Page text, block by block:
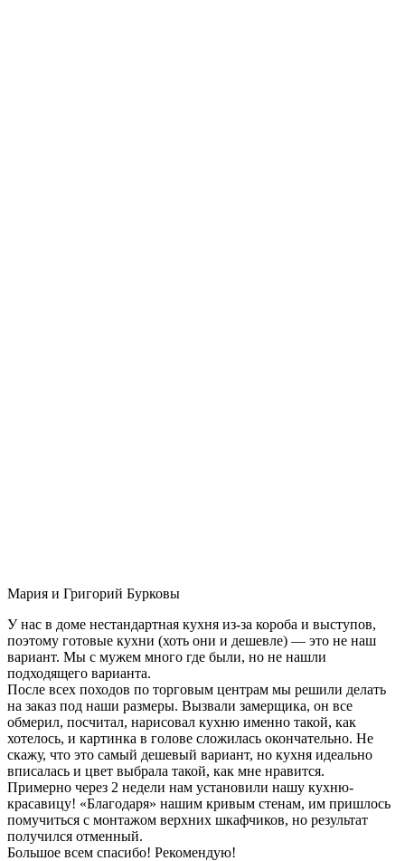
Мария и Григорий Бурковы
У нас в доме нестандартная кухня из-за короба и выступов,
поэтому готовые кухни (хоть они и дешевле) — это не наш
вариант. Мы с мужем много где были, но не нашли
подходящего варианта.
После всех походов по торговым центрам мы решили делать
на заказ под наши размеры. Вызвали замерщика, он все
обмерил, посчитал, нарисовал кухню именно такой, как
хотелось, и картинка в голове сложилась окончательно. Не
скажу, что это самый дешевый вариант, но кухня идеально
вписалась и цвет выбрала такой, как мне нравится.
Примерно через 2 недели нам установили нашу кухню-
красавицу! «Благодаря» нашим кривым стенам, им пришлось
помучиться с монтажом верхних шкафчиков, но результат
получился отменный.
Большое всем спасибо! Рекомендую!